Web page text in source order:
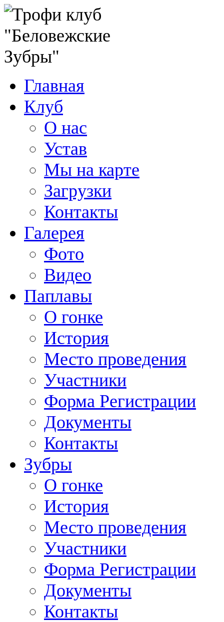
Главная
Клуб
О нас
Устав
Мы на карте
Загрузки
Контакты
Галерея
Фото
Видео
Паплавы
О гонке
История
Место проведения
Участники
Форма Регистрации
Документы
Контакты
Зубры
О гонке
История
Место проведения
Участники
Форма Регистрации
Документы
Контакты